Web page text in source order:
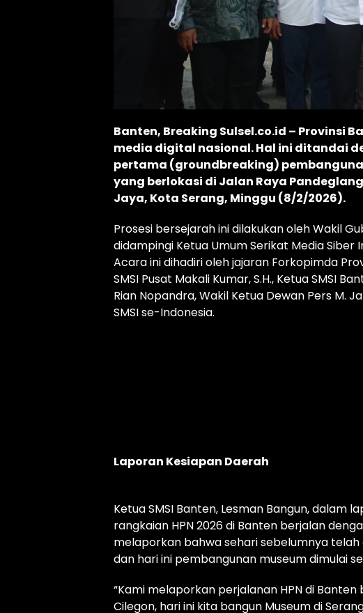
Banten, Breaking Sulsel.co.id – Provinsi
media digital nasional. Hal ini ditandai
pertama (groundbreaking)
yang berlokasi di Jalan Raya
Jaya, Kota Serang, Minggu (8/2/2026).
Prosesi bersejarah ini dilakukan oleh Wakil
didampingi Ketua Umum Serikat Media Siber
Acara ini dihadiri oleh jajaran Forkopimda
SMSI Pusat Makali Kumar, S.H., Ketua SMSI
Rian Nopandra, Wakil Ketua Dewan Pers M.
SMSI se-Indonesia.
Laporan Kesiapan Daerah
Ketua SMSI Banten, Lesman Bangun, dalam
rangkaian HPN 2026 di Banten berjalan
melaporkan bahwa sehari sebelumnya telah
dan hari ini pembangunan museum dimulai
“Kami melaporkan perjalanan HPN di
Cilegon, hari ini kita bangun Museum di